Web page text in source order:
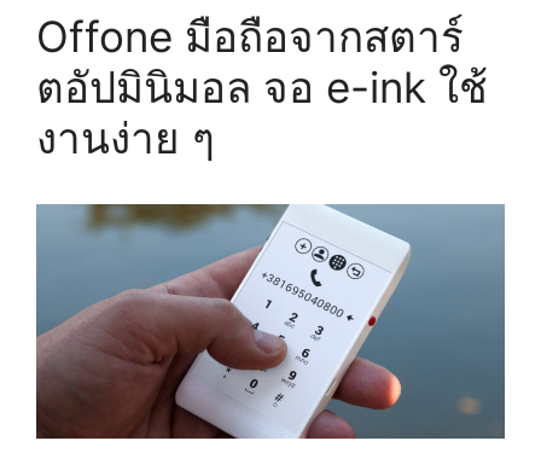
พร้อม
ปุ่ม
กล้อง
ใหม่
Offone มือถือจากสตาร์
ตอัปมินิมอล จอ e-ink ใช้
งานง่าย ๆ